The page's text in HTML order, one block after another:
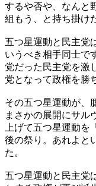
するや否や、なんと
組もう、と持ち掛け
五つ星運動と民主党
いうべき相手同士で
党だった民主党を激
党となって政権を勝
その五つ星運動が、
まさかの展開にサル
上げて五つ星運動を
後の祭り。あれよと
た。
五つ星運動と民主党